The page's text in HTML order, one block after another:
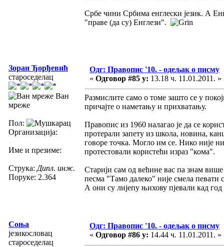
Србе чини Србима енглески језик. А
"праве (да су) Енглези".
Зоран Ђорђевић
староседелац
Ван
мреже
Пол:
Организација:
Име и презиме:
Струка: Дипл. инж.
Поруке: 2.364
Одг: Правопис '10. - одељак о писму
« Одговор #85 у: 13.18 ч. 11.01.2011. »
Размислите само о томе зашто се у
причајте о наметању и прихватању.
Правопис из 1960 налагао је да се
протерали запету из школа, новина,
говоре точка. Могло им се. Нико није
протестовали користећи израз "кома".
Старији сам од већине вас па знам
песма "Тамо далеко" није смела певати
А они су лијепу њихову пјевали кад
Соња
језикословац
староседелац
Одг: Правопис '10. - одељак о писму
« Одговор #86 у: 14.44 ч. 11.01.2011. »